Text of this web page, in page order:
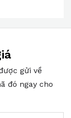
gửi về
đó ngay cho